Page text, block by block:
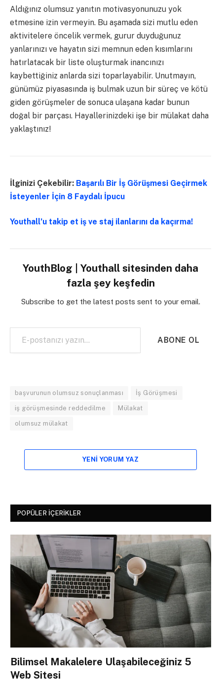
Aldığınız olumsuz yanıtın motivasyonunuzu yok
etmesine izin vermeyin. Bu aşamada sizi mutlu eden
aktivitelere öncelik vermek, gurur duyduğunuz
yanlarınızı ve hayatın sizi memnun eden kısımlarını
hatırlatacak bir liste oluşturmak inancınızı
kaybettiğiniz anlarda sizi toparlayabilir. Unutmayın,
günümüz piyasasında iş bulmak uzun bir süreç ve kötü
giden görüşmeler de sonuca ulaşana kadar bunun
doğal bir parçası. Hayallerinizdeki işe bir mülakat daha
yaklaştınız!
İlginizi Çekebilir: Başarılı Bir İş Görüşmesi Geçirmek
İsteyenler İçin 8 Faydalı İpucu
Youthall’u takip et iş ve staj ilanlarını da kaçırma!
YouthBlog | Youthall sitesinden daha
fazla şey keşfedin
Subscribe to get the latest posts sent to your email.
E-postanızı yazın…
ABONE OL
başvurunun olumsuz sonuçlanması İş Görüşmesi
iş görüşmesinde reddedilme Mülakat
olumsuz mülakat
YENI YORUM YAZ
POPÜLER İÇERIKLER
Bilimsel Makalelere Ulaşabileceğiniz 5
Web Sitesi